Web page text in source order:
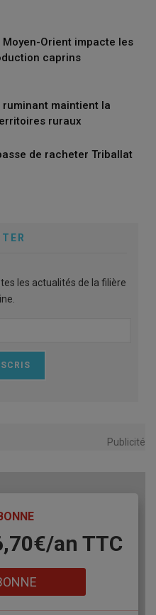
Orient impacte les
caprins
ruminant maintient la
ruraux
de racheter Triballat
les actualités de la filière
Publicité
an TTC